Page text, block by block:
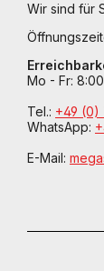
Wir sind für
Mo - Fr:
Tel.: +49 (0)
WhatsApp:
E-Mail: